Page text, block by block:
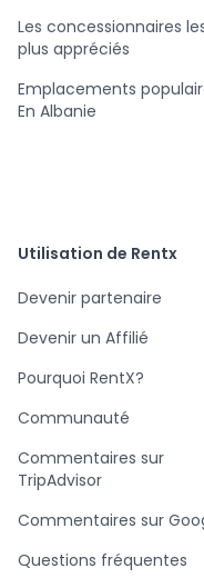
Les concessionnaires
plus appréciés
Emplacements
En Albanie
Utilisation de Rentx
Devenir partenaire
Devenir un Affilié
Pourquoi RentX?
Communauté
Commentaires sur
TripAdvisor
Commentaires sur
Questions fréquentes